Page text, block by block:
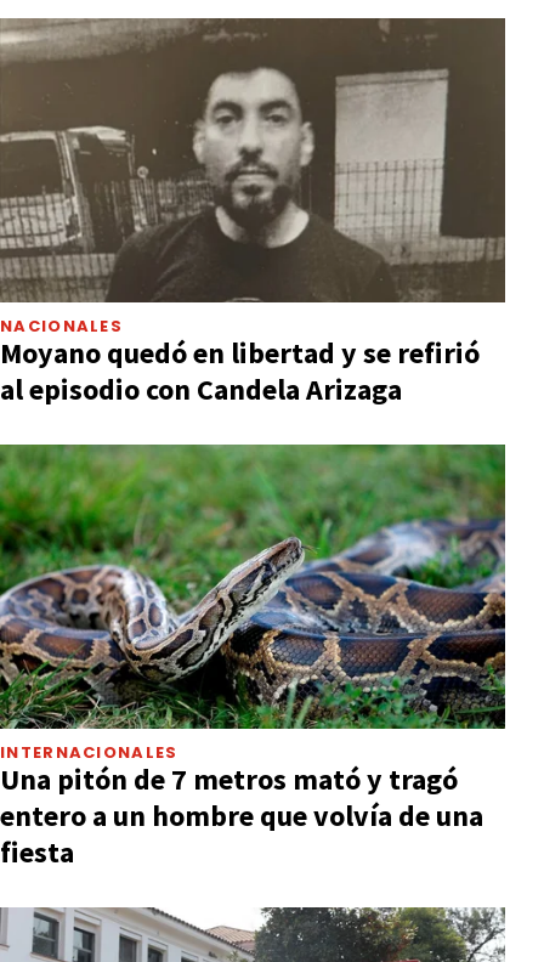
NACIONALES
Moyano quedó en libertad y se refirió
al episodio con Candela Arizaga
INTERNACIONALES
Una pitón de 7 metros mató y tragó
entero a un hombre que volvía de una
fiesta